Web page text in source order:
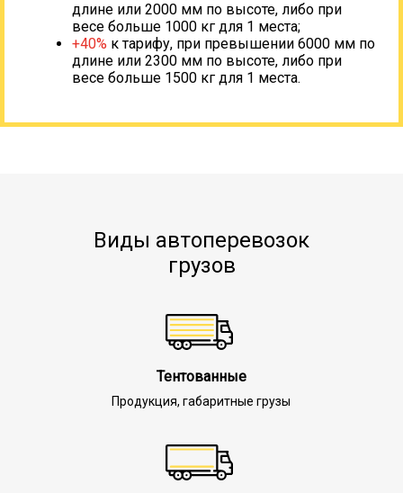
длине или 2000 мм по высоте, либо при
весе больше 1000 кг для 1 места;
+40% к тарифу, при превышении 6000 мм по
длине или 2300 мм по высоте, либо при
весе больше 1500 кг для 1 места.
Виды автоперевозок
грузов
Тентованные
Продукция, габаритные грузы